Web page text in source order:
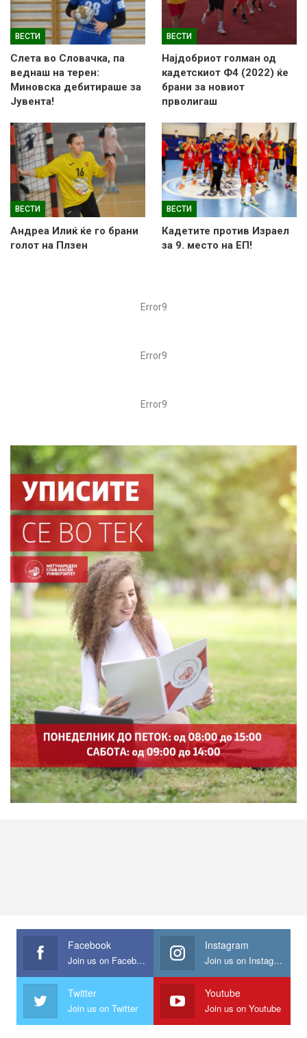
ВЕСТИ
Слетa во Словачка, па
веднаш на терен:
Миновска дебитираше за
Јувента!
ВЕСТИ
Најдобриот голман од
кадетскиот Ф4 (2022) ќе
брани за новиот
прволигаш
ВЕСТИ
Андреа Илиќ ќе го брани
голот на Плзен
ВЕСТИ
Кадетите против Израел
за 9. место на ЕП!
Error9
Error9
Error9
Facebook
Join us on Facebook
Instagram
Join us on Instagram
Twitter
Join us on Twitter
Youtube
Join us on Youtube